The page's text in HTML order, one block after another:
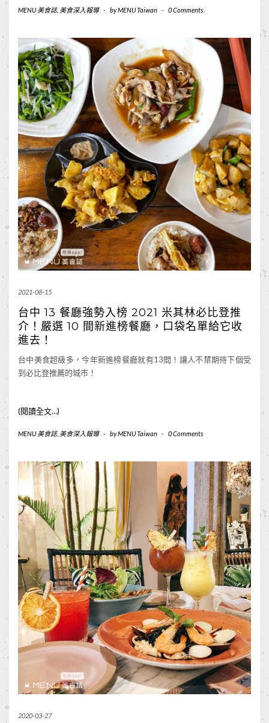
MENU 美食誌, 美食深入報導 - byMENU Taiwan - 0 Comments
2021-08-15
台中 13 餐廳強勢入榜 2021 米其林必比登推
介！嚴選 10 間新進榜餐廳，口袋名單給它收
進去！
台中美食超級多，今年新進榜餐廳就有13間！讓人不禁期待下個受
到必比登推薦的城市！
(閱讀全文…)
MENU 美食誌, 美食深入報導 - byMENU Taiwan - 0 Comments
2020-03-27